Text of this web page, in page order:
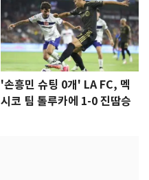
'손흥민 슈팅 0개' LA FC, 멕
시코 팀 톨루카에 1-0 진땀승